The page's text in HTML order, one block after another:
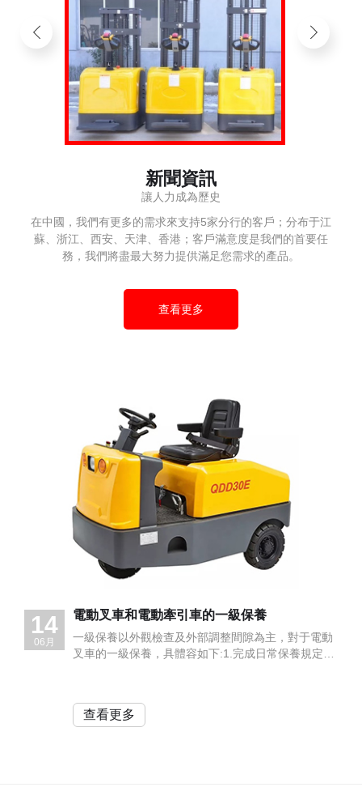
新聞資訊
讓人力成為歷史
在中國，我們有更多的需求來支持5家分行的客戶；分布于江
蘇、浙江、西安、天津、香港；客戶滿意度是我們的首要任
務，我們將盡最大努力提供滿足您需求的產品。
查看更多
14
06月
電動叉車和電動牽引車的一級保養
一級保養以外觀檢查及外部調整間隙為主，對于電動
叉車的一級保養，具體容如下:1.完成日常保養規定的
查看更多